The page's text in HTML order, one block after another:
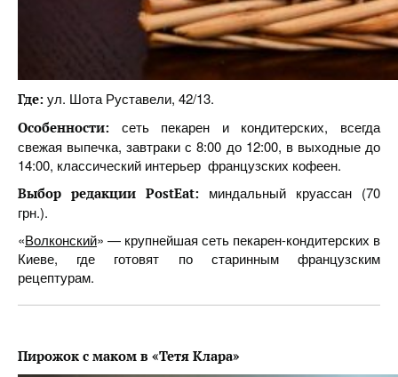
Где: ул. Шота Руставели, 42/13.
Особенности: сеть пекарен и кондитерских, всегда
свежая выпечка, завтраки с 8:00 до 12:00, в выходные до
14:00, классический интерьер французских кофеен.
Выбор редакции PostEat: миндальный круассан (70
грн.).
«Волконский» — крупнейшая сеть пекарен-кондитерских в
Киеве, где готовят по старинным французским
рецептурам.
Пирожок с маком в «Тетя Клара»